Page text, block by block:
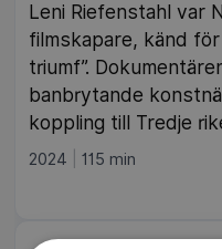
Leni Riefenstahl var
filmskapare, känd
triumf”.
banbrytande
koppling till Tredje
2024 115 min